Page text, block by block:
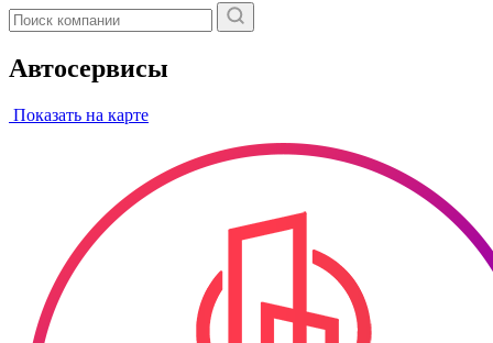
Автосервисы
Показать на карте